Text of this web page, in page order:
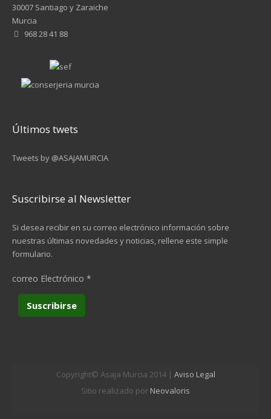
30007 Santiago y Zaraiche
Murcia
968 28 41 88
Últimos twets
Tweets by @ASAJAMURCIA
Suscribirse al Newsletter
Si desea recibir en su correo electrónico información sobre
nuestras últimas novedades y noticias, rellene este simple
formulario.
correo Electrónico *
Copyright© Asaja Murcia 2014 | Aviso Legal
Sitio realizado por Neovaloris